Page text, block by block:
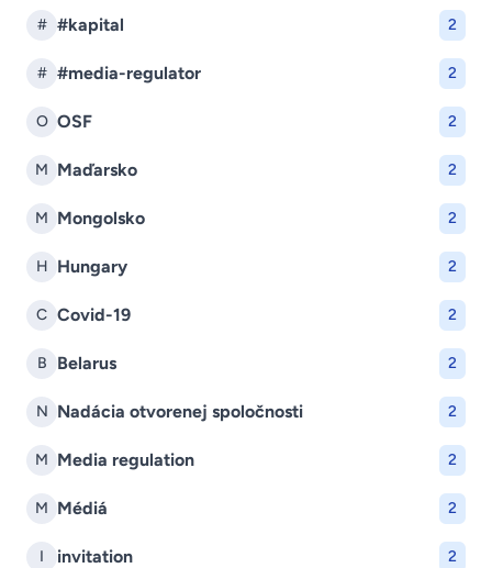
# #kapital 2
# #media-regulator 2
O OSF 2
M Maďarsko 2
M Mongolsko 2
H Hungary 2
C Covid-19 2
B Belarus 2
N Nadácia otvorenej spoločnosti 2
M Media regulation 2
M Médiá 2
I invitation 2